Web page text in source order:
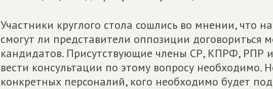
Участники круглого стола сошлись во мнении, что
смогут ли представители оппозиции договориться
кандидатов. Присутствующие члены СР, КПРФ, РПР и
вести консультации по этому вопросу необходимо.
конкретных персоналий, кого необходимо будет